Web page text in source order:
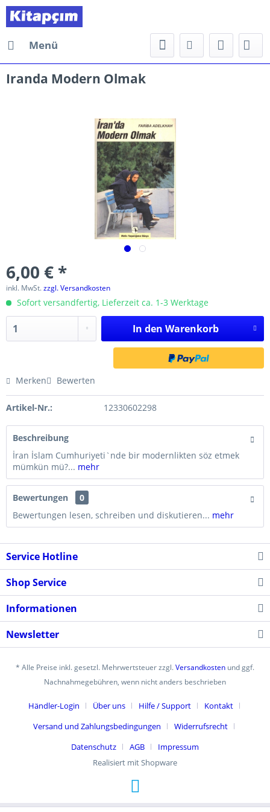
Menü
Iranda Modern Olmak
6,00 € *
inkl. MwSt.zzgl. Versandkosten
Sofort versandfertig, Lieferzeit ca. 1-3 Werktage
In den Warenkorb
Merken Bewerten
Artikel-Nr.: 12330602298
Beschreibung
İran İslam Cumhuriyeti`nde bir modernlikten söz etmek
mümkün mü?... mehr
Bewertungen
0
Bewertungen lesen, schreiben und diskutieren... mehr
Service Hotline
Shop Service
Informationen
Newsletter
* Alle Preise inkl. gesetzl. Mehrwertsteuer zzgl.Versandkosten und ggf.
Nachnahmegebühren, wenn nicht anders beschrieben
Händler-Login Über uns Hilfe / Support
Kontakt
Versand und Zahlungsbedingungen
Widerrufsrecht
Datenschutz
AGB
Impressum
Realisiert mit Shopware